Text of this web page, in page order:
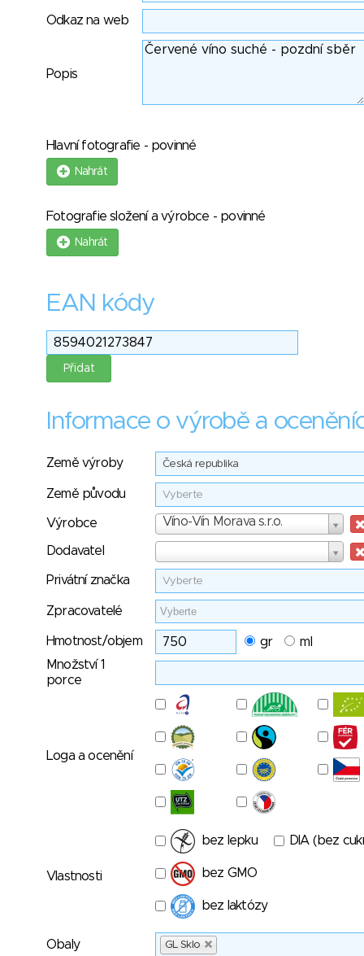
Odkaz na web
Popis
Hlavní fotografie - povinné
Nahrát
Fotografie složení a výrobce - povinné
Nahrát
EAN kódy
Informace o výrobě a
Země výroby Česká republika
Země původu Vyberte
Výrobce Víno-Vín Morava s.r.o.
Výrobce
Dodavatel
Privátní značka Vyberte
Zpracovatelé
Hmotnost/objem gr
ml
Množství 1
porce
Loga a ocenění
Vlastnosti
bez lepku DIA (bez
bez GMO
bez laktózy
Obaly GL Sklo